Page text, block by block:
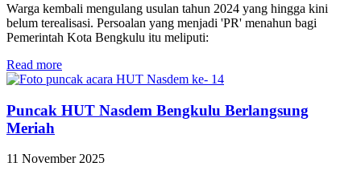
​Warga kembali mengulang usulan tahun 2024 yang hingga kini
belum terealisasi. Persoalan yang menjadi 'PR' menahun bagi
Pemerintah Kota Bengkulu itu meliputi:
Read more
Puncak HUT Nasdem Bengkulu Berlangsung
Meriah
11 November 2025